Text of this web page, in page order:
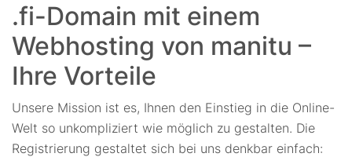
.fi-Domain mit einem
Webhosting von manitu –
Ihre Vorteile
Unsere Mission ist es, Ihnen den Einstieg in die Online-
Welt so unkompliziert wie möglich zu gestalten. Die
Registrierung gestaltet sich bei uns denkbar einfach: